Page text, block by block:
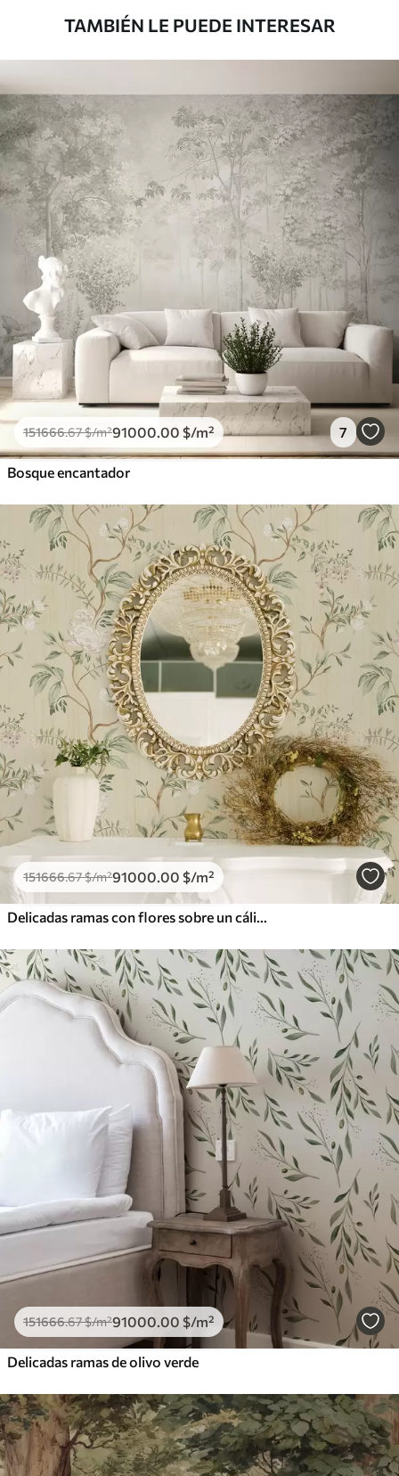
91000
181666.67
Vinilo Premium
199833.33119900 /m²
TAMBIÉN LE PUEDE INTERESAR
151666.67$/m²91000.00 $/m² 7
Bosque encantador
151666.67$/m²91000.00 $/m²
Delicadas ramas con flores sobre un cálido fondo color crema
151666.67$/m²91000.00 $/m²
Delicadas ramas de olivo verde